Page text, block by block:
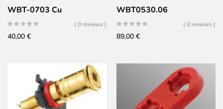
WBT-0703 Cu
( 0 reviews )
40,00 €
WBT0530.06
( 0 reviews )
89,00 €